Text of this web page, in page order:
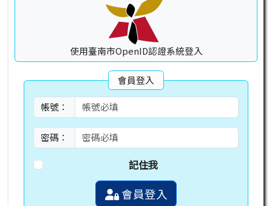
使用臺南市OpenID認證系統登入
會員登入
帳號：
密碼：
記住我
會員登入